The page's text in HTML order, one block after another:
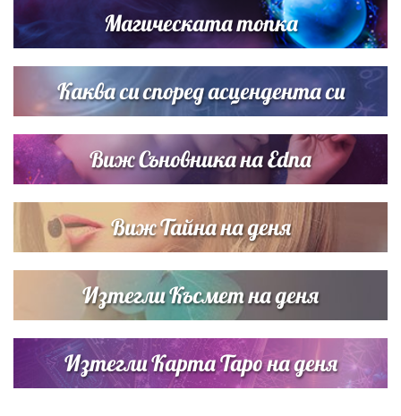
Списъкът е ясен: Джей Ло и Риана във ВИП гостите на
сватбата на Роналдо
Магическата топка
Каква си според асцендента си
Виж Съновника на Edna
Виж Тайна на деня
Изтегли Късмет на деня
Изтегли Карта Таро на деня